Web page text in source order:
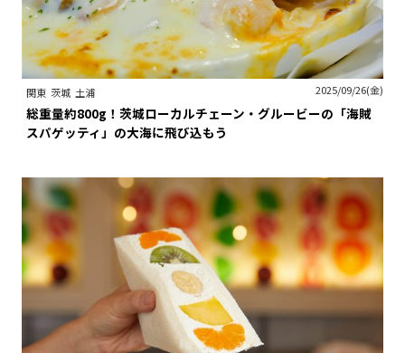
関東 茨城 土浦 2025/09/26(金)
総重量約800g！茨城ローカルチェーン・グルービーの「海賊
スパゲッティ」の大海に飛び込もう